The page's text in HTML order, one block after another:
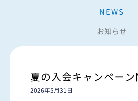
NEWS
お知らせ
夏の入会キャンペーン
2026年5月31日